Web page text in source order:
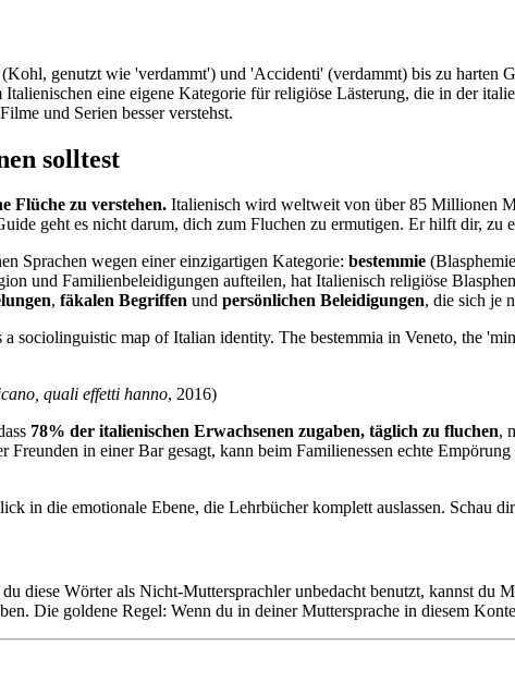
genutzt wie 'verdammt') und 'Accidenti' (verdammt) bis zu harten
eine eigene Kategorie für religiöse Lästerung, die in der
und Serien besser verstehst.
solltest
Flüche zu verstehen. Italienisch wird weltweit von über 85 Millionen
geht es nicht darum, dich zum Fluchen zu ermutigen. Er hilft dir, zu
Sprachen wegen einer einzigartigen Kategorie: bestemmie
und Familienbeleidigungen aufteilen, hat Italienisch religiöse
, fäkalen Begriffen und persönlichen Beleidigungen, die sich je
sociolinguistic map of Italian identity. The bestemmia in Veneto, the
quali effetti hanno, 2016)
78% der italienischen Erwachsenen zugaben, täglich zu fluchen,
in einer Bar gesagt, kann beim Familienessen echte
in die emotionale Ebene, die Lehrbücher komplett auslassen. Schau
diese Wörter als Nicht-Muttersprachler unbedacht benutzt, kannst du
Die goldene Regel: Wenn du in deiner Muttersprache in diesem